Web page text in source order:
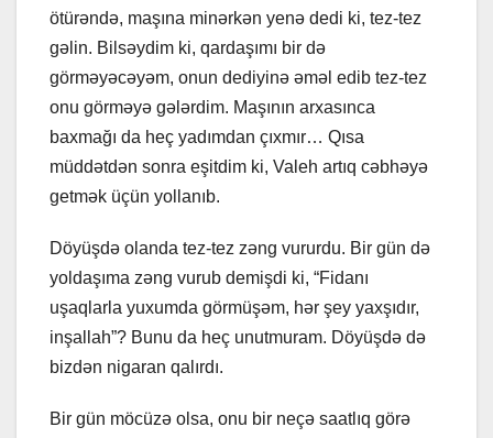
ötürəndə, maşına minərkən yenə dedi ki, tez-tez
gəlin. Bilsəydim ki, qardaşımı bir də
görməyəcəyəm, onun dediyinə əməl edib tez-tez
onu görməyə gələrdim. Maşının arxasınca
baxmağı da heç yadımdan çıxmır… Qısa
müddətdən sonra eşitdim ki, Valeh artıq cəbhəyə
getmək üçün yollanıb.
Döyüşdə olanda tez-tez zəng vururdu. Bir gün də
yoldaşıma zəng vurub demişdi ki, “Fidanı
uşaqlarla yuxumda görmüşəm, hər şey yaxşıdır,
inşallah”? Bunu da heç unutmuram. Döyüşdə də
bizdən nigaran qalırdı.
Bir gün möcüzə olsa, onu bir neçə saatlıq görə